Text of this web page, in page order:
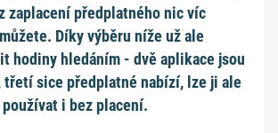
zaplacení předplatného nic víc
Díky výběru níže už ale
hodiny hledáním - dvě aplikace jsou
třetí sice předplatné nabízí, lze ji ale
i bez placení.